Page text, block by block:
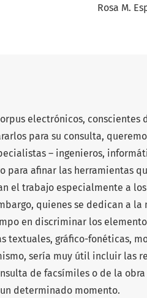
Rosa M.
electrónicos,
para su consulta,
– ingenieros,
para afinar las herramientas
el trabajo especialmente a
quienes se dedican a la
en discriminar los
textuales, gráfico-fonéticas,
sería muy útil incluir las
de facsímiles o de la
determinado momento.